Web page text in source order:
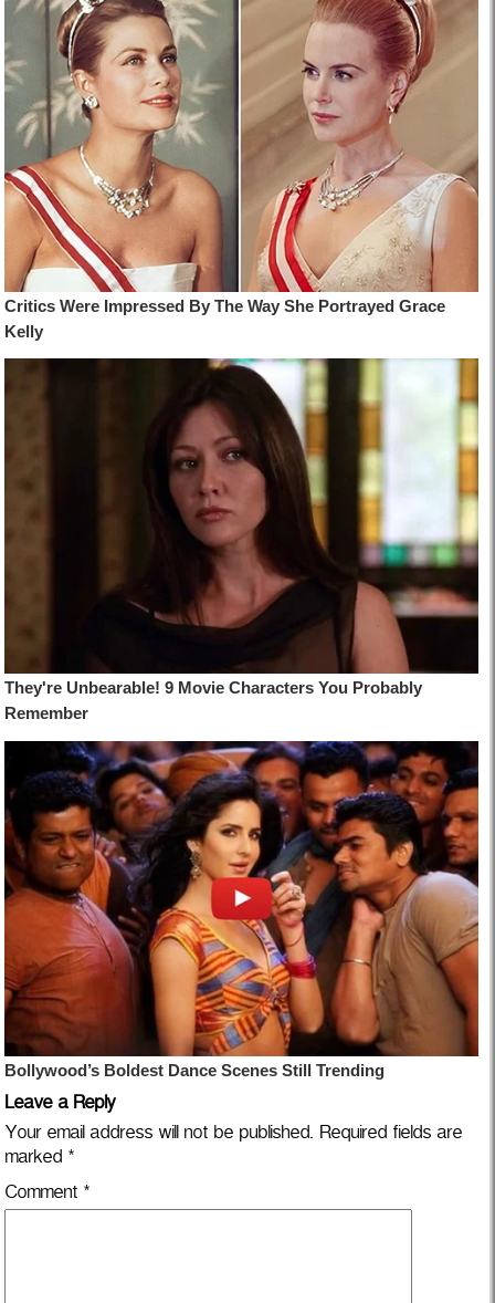
Leave a Reply
Your email address will not be published. Required fields are
marked *
Comment *